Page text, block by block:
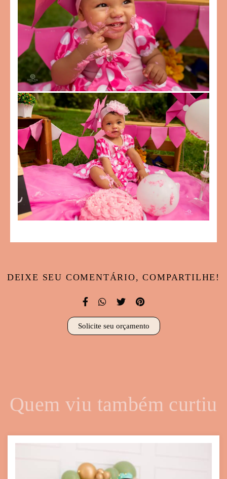
DEIXE SEU COMENTÁRIO, COMPARTILHE!
Solicite seu orçamento
Quem viu também curtiu